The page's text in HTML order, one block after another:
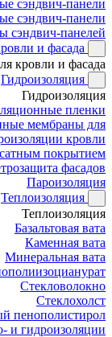
сэндвич-панели
сэндвич-панели
сэндвич-панелей
и фасада
кровли и фасада
Гидроизоляция
Гидроизоляция
пленки
мембраны для
кровли
покрытием
фасадов
Пароизоляция
Теплоизоляция
Теплоизоляция
Базальтовая вата
Каменная вата
Минеральная вата
Стекловолокно
Стеклохолст
пенополистирол
и гидроизоляции